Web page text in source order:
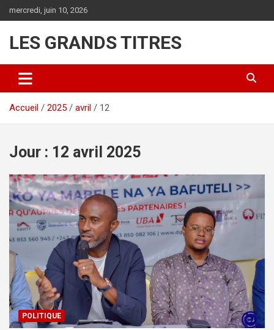
au
mercredi, juin 10, 2026
LES GRANDS TITRES
Accueil 2025 avril 12
Jour : 12 avril 2025
POLITIQUE